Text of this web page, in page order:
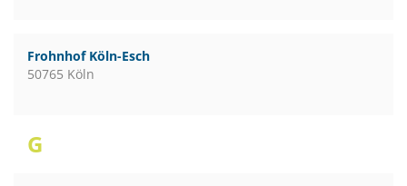
Frohnhof Köln-Esch
50765 Köln
G